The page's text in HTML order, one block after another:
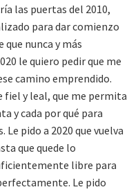
las puertas del 2010,
para dar comienzo
nunca y más
le quiero pedir que me
camino emprendido.
fiel y leal, que me permita
y cada por qué para
pido a 2020 que vuelva
que quede lo
libre para
Le pido